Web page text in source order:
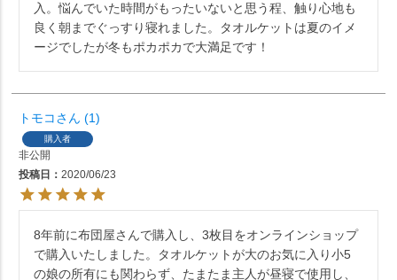
入。悩んでいた時間がもったいないと思う程、触り心地も
良く朝までぐっすり寝れました。タオルケットは夏のイメ
ージでしたが冬もポカポカで大満足です！
トモコ 1
購入者
非公開
投稿日
2020/06/23
8年前に布団屋さんで購入し、3枚目をオンラインショップ
で購入いたしました。タオルケットが大のお気に入り小5
の娘の所有にも関わらず、たまたま主人が昼寝で使用し、